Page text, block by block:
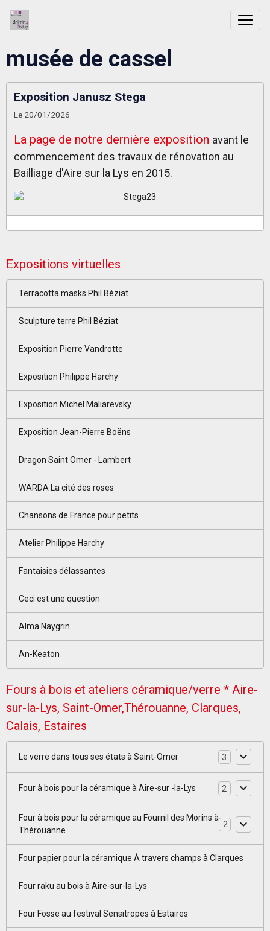
musée de cassel
Exposition Janusz Stega
Le 20/01/2026
La page de notre dernière exposition avant le
commencement des travaux de rénovation au
Bailliage d'Aire sur la Lys en 2015.
Expositions virtuelles
Terracotta masks Phil Béziat
Sculpture terre Phil Béziat
Exposition Pierre Vandrotte
Exposition Philippe Harchy
Exposition Michel Maliarevsky
Exposition Jean-Pierre Boëns
Dragon Saint Omer - Lambert
WARDA La cité des roses
Chansons de France pour petits
Atelier Philippe Harchy
Fantaisies délassantes
Ceci est une question
Alma Naygrin
An-Keaton
Fours à bois et ateliers céramique/verre * Aire-
sur-la-Lys, Saint-Omer,Thérouanne, Clarques,
Calais, Estaires
Le verre dans tous ses états à Saint-Omer 3
Four à bois pour la céramique à Aire-sur -la-Lys 2
Four à bois pour la céramique au Fournil des Morins à
Thérouanne
Four papier pour la céramique À travers champs à Clarques
Four raku au bois à Aire-sur-la-Lys
Four Fosse au festival Sensitropes à Estaires